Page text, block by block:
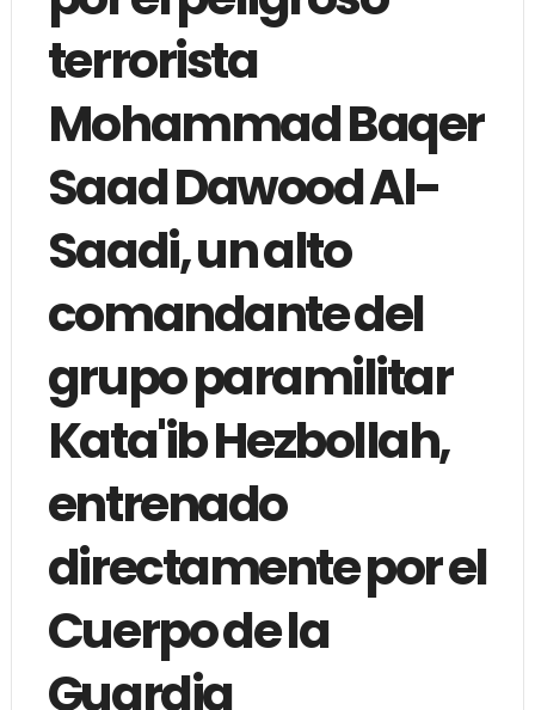
terrorista
Mohammad Baqer
Saad Dawood Al-
Saadi, un alto
comandante del
grupo paramilitar
Kata'ib Hezbollah,
entrenado
directamente por el
Cuerpo de la
Guardia